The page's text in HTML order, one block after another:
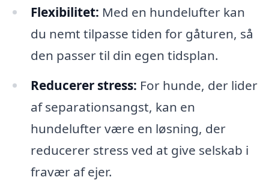
Flexibilitet: Med en hundelufter kan
du nemt tilpasse tiden for gåturen, så
den passer til din egen tidsplan.
Reducerer stress: For hunde, der lider
af separationsangst, kan en
hundelufter være en løsning, der
reducerer stress ved at give selskab i
fravær af ejer.